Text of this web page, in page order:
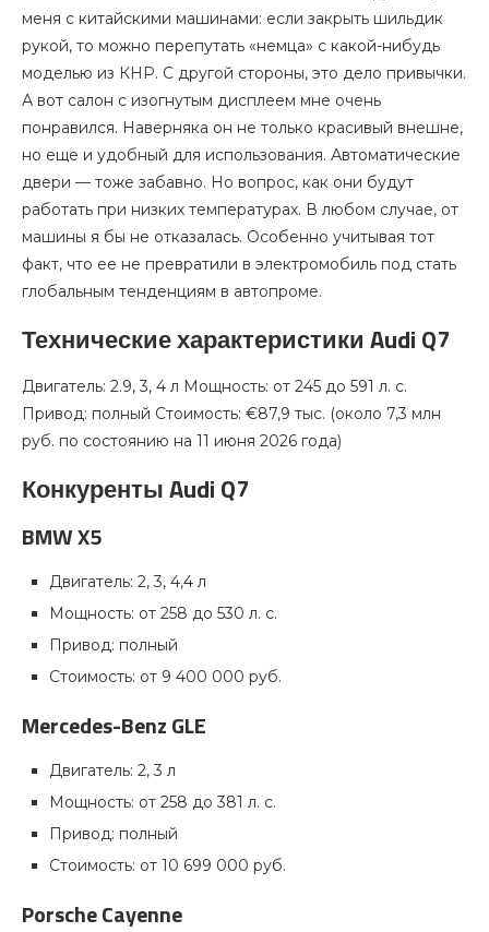
меня с китайскими машинами: если закрыть шильдик
рукой, то можно перепутать «немца» с какой-нибудь
моделью из КНР. С другой стороны, это дело привычки.
А вот салон с изогнутым дисплеем мне очень
понравился. Наверняка он не только красивый внешне,
но еще и удобный для использования. Автоматические
двери — тоже забавно. Но вопрос, как они будут
работать при низких температурах. В любом случае, от
машины я бы не отказалась. Особенно учитывая тот
факт, что ее не превратили в электромобиль под стать
глобальным тенденциям в автопроме.
Технические характеристики Audi Q7
Двигатель: 2.9, 3, 4 л Мощность: от 245 до 591 л. с.
Привод: полный Стоимость: €87,9 тыс. (около 7,3 млн
руб. по состоянию на 11 июня 2026 года)
Конкуренты Audi Q7
BMW X5
Двигатель: 2, 3, 4,4 л
Мощность: от 258 до 530 л. с.
Привод: полный
Стоимость: от 9 400 000 руб.
Mercedes-Benz GLE
Двигатель: 2, 3 л
Мощность: от 258 до 381 л. с.
Привод: полный
Стоимость: от 10 699 000 руб.
Porsche Cayenne